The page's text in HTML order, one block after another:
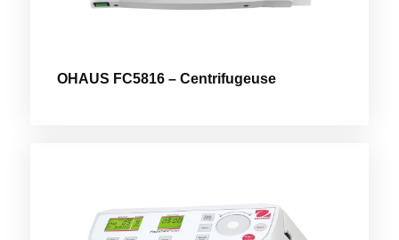
OHAUS FC5816 – Centrifugeuse